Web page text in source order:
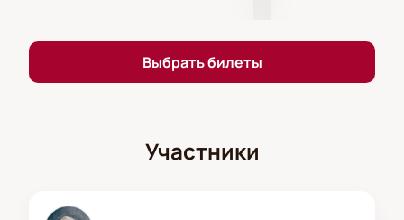
Выбрать билеты
Участники